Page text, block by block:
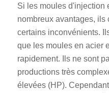
Si les moules d'injection
nombreux avantages, ils
certains inconvénients.
que les moules en acier
rapidement. Ils ne sont
productions très
élevées (HP).